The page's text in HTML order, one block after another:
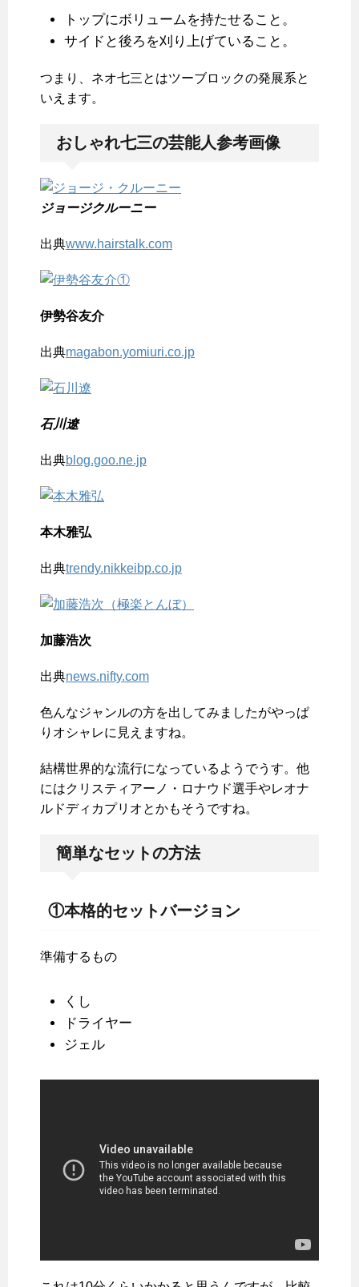
トップにボリュームを持たせること。
サイドと後ろを刈り上げていること。
つまり、ネオ七三とはツーブロックの発展系と
いえます。
おしゃれ七三の芸能人参考画像
ジョージクルーニー
出典www.hairstalk.com
伊勢谷友介
出典magabon.yomiuri.co.jp
石川遼
出典blog.goo.ne.jp
本木雅弘
出典trendy.nikkeibp.co.jp
加藤浩次
出典news.nifty.com
色んなジャンルの方を出してみましたがやっぱ
りオシャレに見えますね。
結構世界的な流行になっているようでうす。他
にはクリスティアーノ・ロナウド選手やレオナ
ルドディカプリオとかもそうですね。
簡単なセットの方法
①本格的セットバージョン
準備するもの
くし
ドライヤー
ジェル